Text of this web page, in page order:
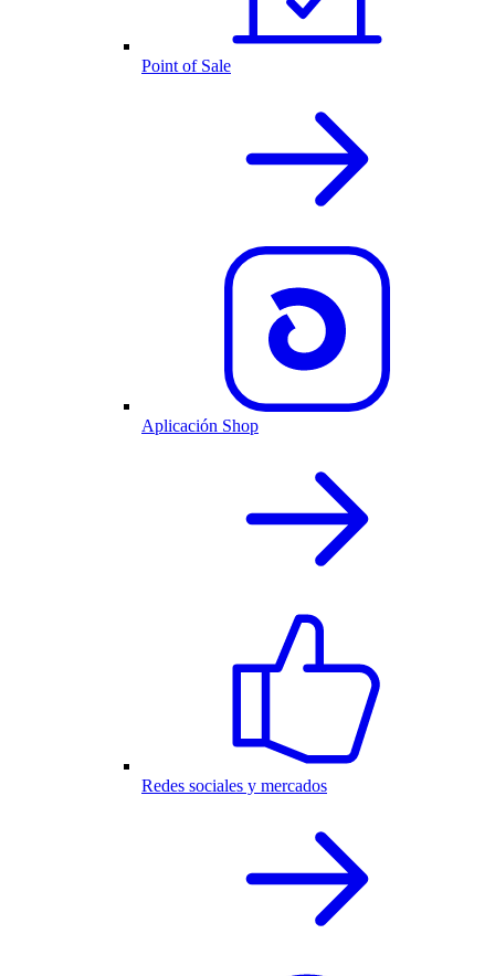
Point of Sale
Aplicación Shop
Redes sociales y mercados